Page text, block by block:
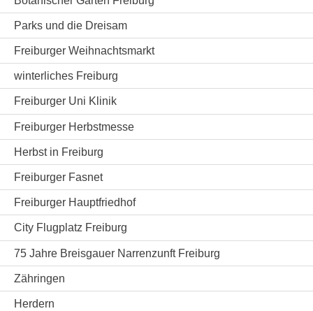
Parks und die Dreisam
Freiburger Weihnachtsmarkt
winterliches Freiburg
Freiburger Uni Klinik
Freiburger Herbstmesse
Herbst in Freiburg
Freiburger Fasnet
Freiburger Hauptfriedhof
City Flugplatz Freiburg
75 Jahre Breisgauer Narrenzunft Freiburg
Zähringen
Herdern